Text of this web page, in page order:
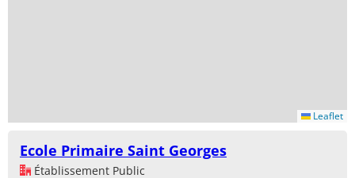
Leaflet
Ecole Primaire Saint Georges
Établissement Public